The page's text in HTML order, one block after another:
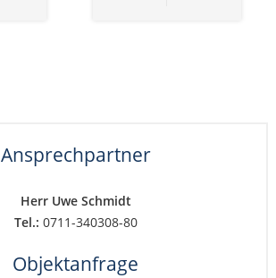
Ansprechpartner
Herr Uwe Schmidt
Tel.: 0711-340308-80
Objektanfrage